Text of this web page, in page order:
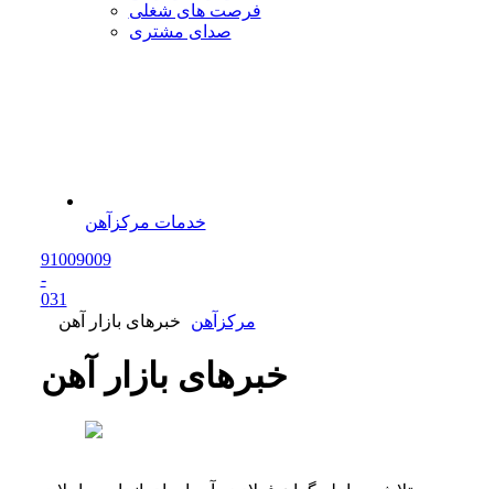
فرصت های شغلی
صدای مشتری
خدمات مرکزآهن
91009009
-
031
مرکزآهن
خبرهای بازار آهن
خبرهای بازار آهن